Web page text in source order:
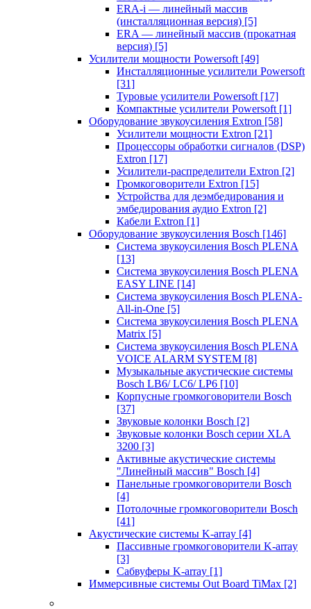
ERA-i — линейный массив
(инсталляционная версия) [5]
ERA — линейный массив (прокатная
версия) [5]
Усилители мощности Powersoft [49]
Инсталляционные усилители Powersoft
[31]
Туровые усилители Powersoft [17]
Компактные усилители Powersoft [1]
Оборудование звукоусиления Extron [58]
Усилители мощности Extron [21]
Процессоры обработки сигналов (DSP)
Extron [17]
Усилители-распределители Extron [2]
Громкоговорители Extron [15]
Устройства для деэмбедирования и
эмбедирования аудио Extron [2]
Кабели Extron [1]
Оборудование звукоусиления Bosch [146]
Система звукоусиления Bosch PLENA
[13]
Система звукоусиления Bosch PLENA
EASY LINE [14]
Система звукоусиления Bosch PLENA-
All-in-One [5]
Система звукоусиления Bosch PLENA
Matrix [5]
Система звукоусиления Bosch PLENA
VOICE ALARM SYSTEM [8]
Музыкальные акустические системы
Bosch LB6/ LC6/ LP6 [10]
Корпусные громкоговорители Bosch
[37]
Звуковые колонки Bosch [2]
Звуковые колонки Bosch серии XLA
3200 [3]
Активные акустические системы
"Линейный массив" Bosch [4]
Панельные громкоговорители Bosch
[4]
Потолочные громкоговорители Bosch
[41]
Акустические системы K-array [4]
Пассивные громкоговорители K-array
[3]
Сабвуферы K-array [1]
Иммерсивные системы Out Board TiMax [2]